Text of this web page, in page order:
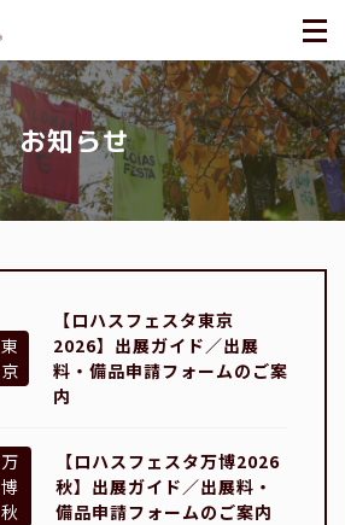
お知らせ
東
京
【ロハスフェスタ東京
2026】出展ガイド／出展
料・備品申請フォームのご案
内
万
博
秋
【ロハスフェスタ万博2026
秋】出展ガイド／出展料・
備品申請フォームのご案内